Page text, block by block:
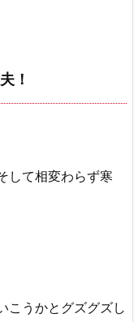
！
して相変わらず寒
こうかとグズグズし